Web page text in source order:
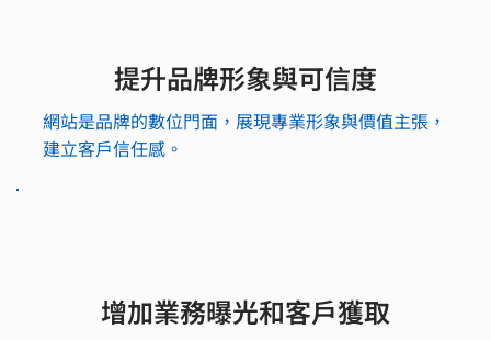
提升品牌形象與可信度
網站是品牌的數位門面，展現專業形象與價值主張，
建立客戶信任感。
增加業務曝光和客戶獲取